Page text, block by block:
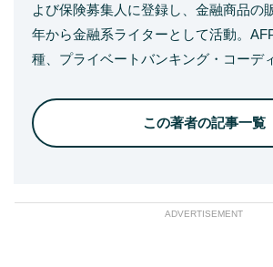
よび保険募集人に登録し、金融商品の
年から金融系ライターとして活動。
種、プライベートバンキング・コーデ
この著者の記事一覧
ADVERTISEMENT